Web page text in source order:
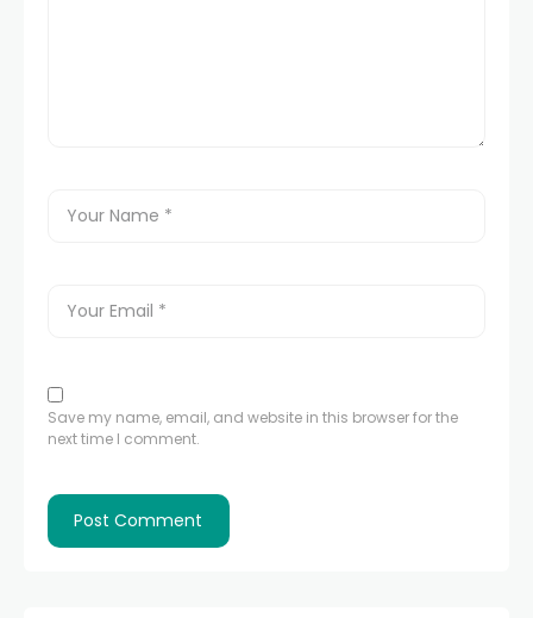
Save my name, email, and website in this browser for the
next time I comment.